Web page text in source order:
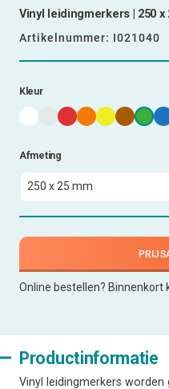
Vinyl leidingmerkers | 250 x
Artikelnummer: I021040
Kleur
Afmeting
Online bestellen? Binnenkort
Productinformatie
Vinyl leidingmerkers worden